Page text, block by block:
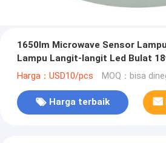
1650lm Microwave Sensor
Lampu Langit-langit Led Bulat
Harga：USD10/pcs MOQ：bisa
Harga terbaik